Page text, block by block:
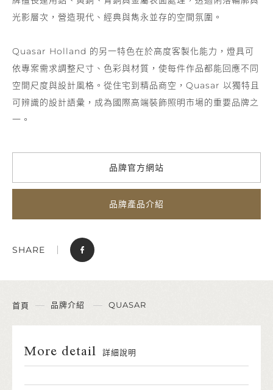
光影層次，營造現代、經典與雋永並存的空間氛圍。
Quasar Holland 的另一特色在於高度客製化能力，燈具可
依專案需求調整尺寸、色彩與材質，使每件作品都能回應不同
空間尺度與設計風格。從住宅到精品商空，Quasar 以獨特且
可辨識的設計語彙，成為國際高端裝飾照明市場的重要品牌之
一。
品牌官方網站
品牌產品介紹
SHARE
首頁 品牌介紹 QUASAR
More detail 詳細說明